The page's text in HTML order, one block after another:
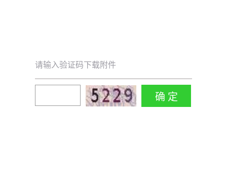
请输入验证码下载附件